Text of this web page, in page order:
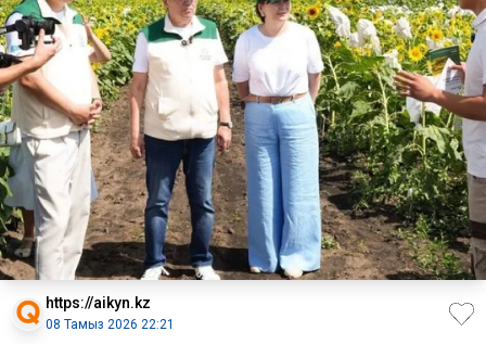
https://aikyn.kz
08 Тамыз 2026 22:21